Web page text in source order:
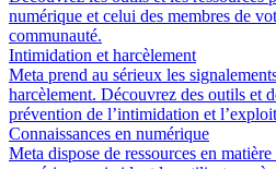
numérique et celui des membres de
communauté.
Intimidation et harcèlement
Meta prend au sérieux les
harcèlement. Découvrez des outils et
prévention de l’intimidation et
Connaissances en numérique
Meta dispose de ressources en